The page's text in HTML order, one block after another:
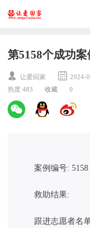
第5158个成功案
让爱回家 2024-
热度 483
收藏 0
案例编号: 5158
救助结果:
跟进志愿者名